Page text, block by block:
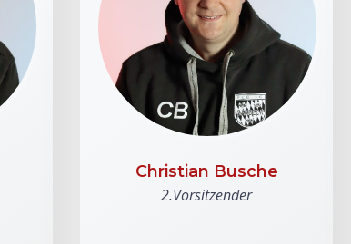
Christian Busche
2.Vorsitzender